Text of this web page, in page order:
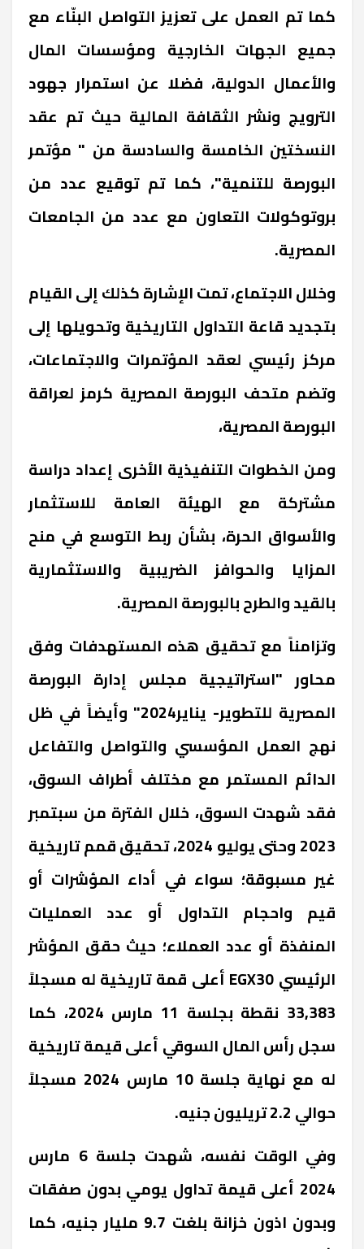
كما تم العمل على تعزيز التواصل البنّاء مع
جميع الجهات الخارجية ومؤسسات المال
والأعمال الدولية، فضلا عن استمرار جهود
الترويج ونشر الثقافة المالية حيث تم عقد
النسختين الخامسة والسادسة من " مؤتمر
البورصة للتنمية"، كما تم توقيع عدد من
بروتوكولات التعاون مع عدد من الجامعات
المصرية.
وخلال الاجتماع، تمت الإشارة كذلك إلى القيام
بتجديد قاعة التداول التاريخية وتحويلها إلى
مركز رئيسي لعقد المؤتمرات والاجتماعات،
وتضم متحف البورصة المصرية كرمز لعراقة
البورصة المصرية،
ومن الخطوات التنفيذية الأخرى إعداد دراسة
مشتركة مع الهيئة العامة للاستثمار
والأسواق الحرة، بشأن ربط التوسع في منح
المزايا والحوافز الضريبية والاستثمارية
بالقيد والطرح بالبورصة المصرية.
وتزامناً مع تحقيق هذه المستهدفات وفق
محاور "استراتيجية مجلس إدارة البورصة
المصرية للتطوير- يناير2024" وأيضاً في ظل
نهج العمل المؤسسي والتواصل والتفاعل
الدائم المستمر مع مختلف أطراف السوق،
فقد شهدت السوق، خلال الفترة من سبتمبر
2023 وحتى يوليو 2024، تحقيق قمم تاريخية
غير مسبوقة؛ سواء في أداء المؤشرات أو
قيم واحجام التداول أو عدد العمليات
المنفذة أو عدد العملاء؛ حيث حقق المؤشر
الرئيسي EGX30 أعلى قمة تاريخية له مسجلاً
33,383 نقطة بجلسة 11 مارس 2024، كما
سجل رأس المال السوقي أعلى قيمة تاريخية
له مع نهاية جلسة 10 مارس 2024 مسجلاً
حوالي 2.2 تريليون جنيه.
وفي الوقت نفسه، شهدت جلسة 6 مارس
2024 أعلى قيمة تداول يومي بدون صفقات
وبدون اذون خزانة بلغت 9.7 مليار جنيه، كما